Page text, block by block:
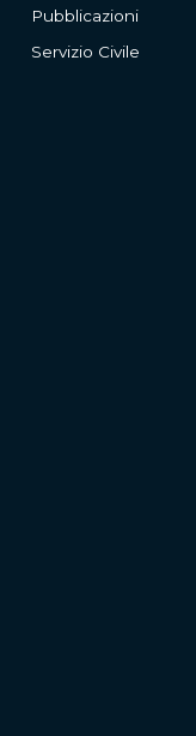
Pubblicazioni
Servizio Civile